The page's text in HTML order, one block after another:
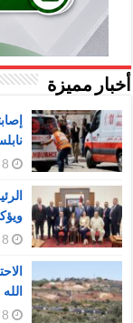
أخبار مميزة
8 أغسطس، 2026
8 أغسطس، 2026
8 أغسطس، 2026